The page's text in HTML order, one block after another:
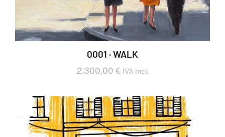
0001 · WALK
2.300,00 € IVA incl.